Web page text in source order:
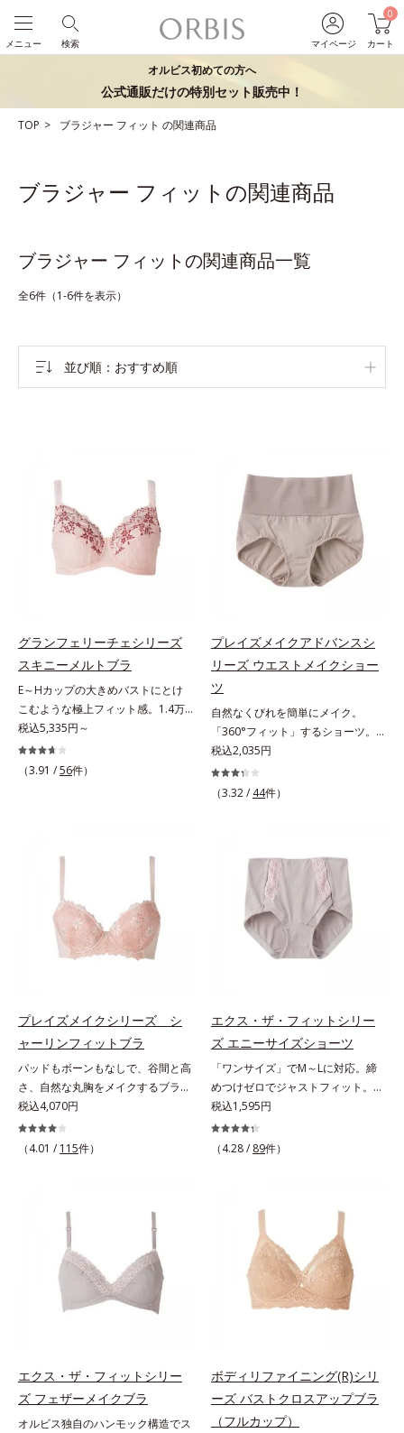
マイページ
0
カート
検索
メニュー
オルビス初めての方へ
公式通販だけの特別セット販売中！
TOP ブラジャー フィット の関連商品
ブラジャー フィットの関連商品
ブラジャー フィットの関連商品一覧
全6件（1-6件を表示）
並び順 おすすめ順
グランフェリーチェシリーズ
スキニーメルトブラ
E～Hカップの大きめバストにとけ
こむような極上フィット感。1.4万
件＊のお悩みを聞き、8,000人のお
客様と開発「私には合うブラがな
い…」と秘かに苦しむグラマーさん
＊オルビスWeb「キクラボ」でのア
きめバストに極楽フィット＆スッキ
リ細見せグラマーさんのための特殊
設計を行っています。大きめバスト
を圧迫せずにふんわりフィットしつ
種類のサイズをご用意多くのグラマ
ーさんに対応すべく、幅広く細かな
サイズ展開を行いました。
税込5,335円～
（3.91 /56件）
プレイズメイクアドバンスシ
リーズ ウエストメイクショー
ツ
自然なくびれを簡単にメイク。
「360°フィット」するショーツ。
フロント＆マチの肌側は綿100％素
材でここちいい「大人世代のボディ
を美しく魅せる」という発想の「プ
を簡単にメイクします。ウエスト部
は吸いつくようにフィット。フロン
ト＆マチの肌側は、綿100％素材で
ここちよく快適です。
税込2,035円
（3.32 / 44件）
プレイズメイクシリーズ シ
ャーリンフィットブラ
パッドもボーンもなしで、谷間と高
さ、自然な丸胸をメイクするブラ。
体とブラが一体になる新感覚で、自
然な丸胸メイク「ありのままの自分
で美しくなる」という思想の「プレ
胸にも「谷間と高さとキレイな丸
み」をメイクします。オフィス服か
らTシャツまで使えるマルチなブラ
税込4,070円
（4.01 / 115件）
エクス・ザ・フィットシリー
ズ エニーサイズショーツ
「ワンサイズ」でM～Lに対応。締
めつけゼロでジャストフィット。太
ももやお尻に合わせて形が変わる！
驚愕のワンサイズショーツヒップサ
イズが、Mの方もLの方もはけるワ
ト。まるでオーダーメイドのような
フィット感です。また、3種類の素
材を使い分けて、はみ出しやくいこ
みを防止します。
税込1,595円
（4.28 / 89件）
エクス・ザ・フィットシリー
ズ フェザーメイクブラ
オルビス独自のハンモック構造でス
ボディリファイニング(R)シリ
ーズ バストクロスアップブラ
（フルカップ）